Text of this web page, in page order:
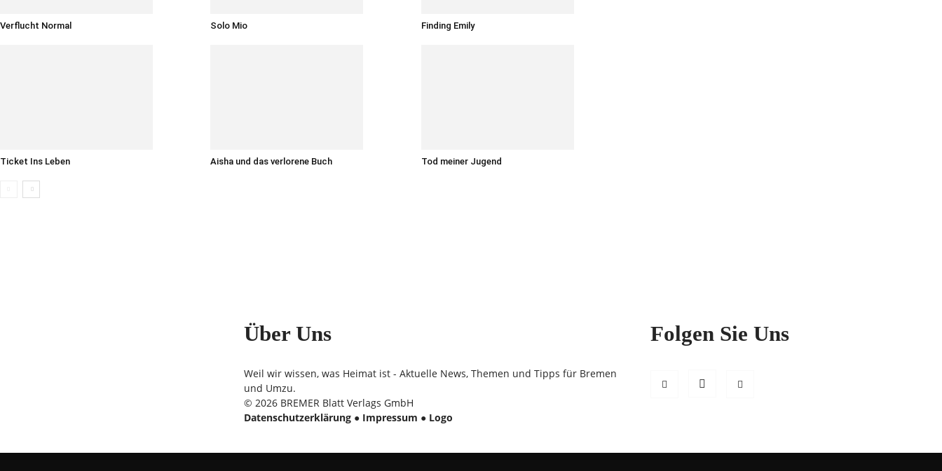
Verflucht Normal Solo Mio Finding Emily
Ticket Ins Leben Aisha und das verlorene Buch Tod meiner Jugend
Über Uns
Weil wir wissen, was Heimat ist - Aktuelle News, Themen und Tipps für Bremen
und Umzu.
© 2026 BREMER Blatt Verlags GmbH
Datenschutzerklärung ● Impressum ● Logo
Folgen Sie Uns